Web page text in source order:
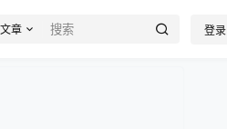
文章 登录